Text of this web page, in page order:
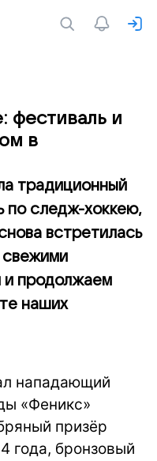
фестиваль и
в
традиционный
по следж-хоккею,
встретилась
свежими
и продолжаем
наших
нападающий
«Феникс»
призёр
года, бронзовый